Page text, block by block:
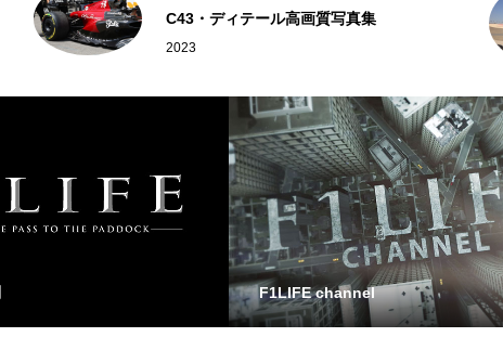
C43・ディテール高画質写真集
2023
F1LIFE channel